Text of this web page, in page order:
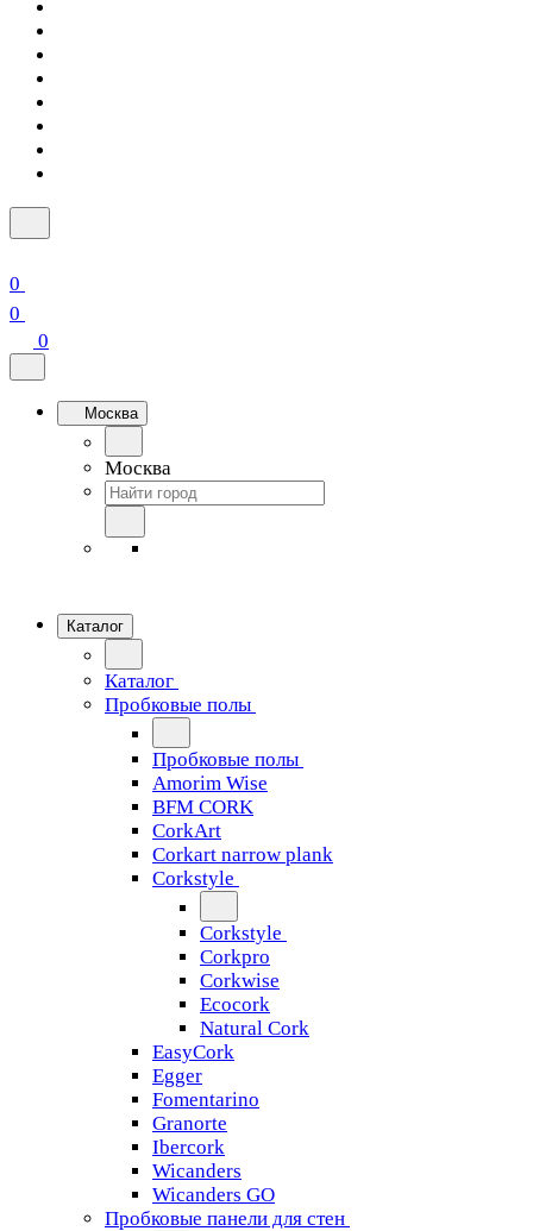
0
0
0
Москва
Москва
Каталог
Каталог
Пробковые полы
Пробковые полы
Amorim Wise
BFM CORK
CorkArt
Corkart narrow plank
Corkstyle
Corkstyle
Corkpro
Corkwise
Ecocork
Natural Cork
EasyCork
Egger
Fomentarino
Granorte
Ibercork
Wicanders
Wicanders GO
Пробковые панели для стен